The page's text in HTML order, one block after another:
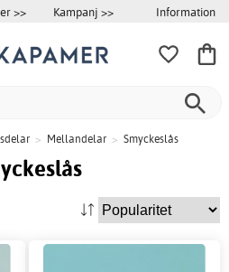
>> Kampanj >> Information
> Mellandelar > Smyckeslås